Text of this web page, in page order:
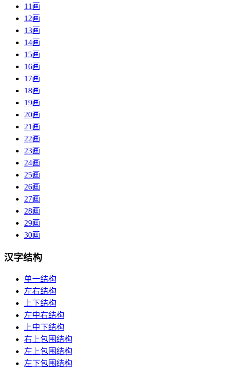
11画
12画
13画
14画
15画
16画
17画
18画
19画
20画
21画
22画
23画
24画
25画
26画
27画
28画
29画
30画
汉字结构
单一结构
左右结构
上下结构
左中右结构
上中下结构
右上包围结构
左上包围结构
左下包围结构